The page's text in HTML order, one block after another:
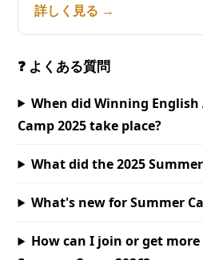
詳しく見る →
❓ よくある質問
When did Winning
Camp 2025 take place?
What did the 2025
What's new for Summer
How can I join or get